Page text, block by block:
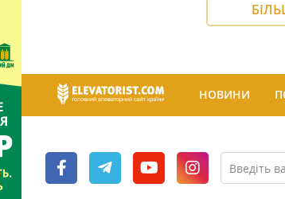
НОВИНИ